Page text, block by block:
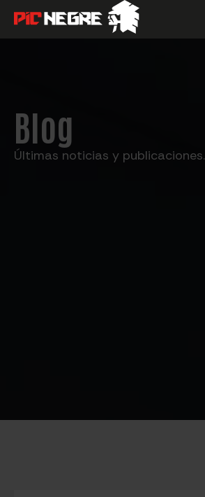
Blog
Últimas noticias y publicaciones.